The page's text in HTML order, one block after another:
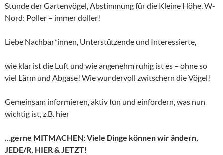
Stunde der Gartenvögel, Abstimmung für die Kleine Höhe, W-
Nord: Poller – immer doller!
Liebe Nachbar*innen, Unterstützende und Interessierte,
wie klar ist die Luft und wie angenehm ruhig ist es – ohne so
viel Lärm und Abgase! Wie wundervoll zwitschern die Vögel!
Gemeinsam informieren, aktiv tun und einfordern, was nun
wichtig ist, z.B. hier
…gerne MITMACHEN: Viele Dinge können wir ändern,
JEDE/R, HIER & JETZT!